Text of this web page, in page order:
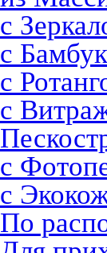
с
с
с
с
с
с
По